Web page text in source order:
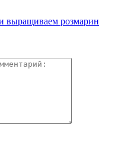
выращиваем розмарин